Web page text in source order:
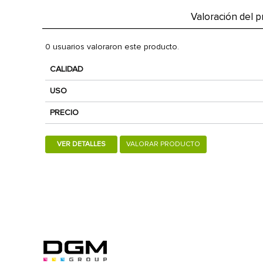
Valoración del
0 usuarios valoraron este producto.
CALIDAD
USO
PRECIO
VER DETALLES VALORAR PRODUCTO